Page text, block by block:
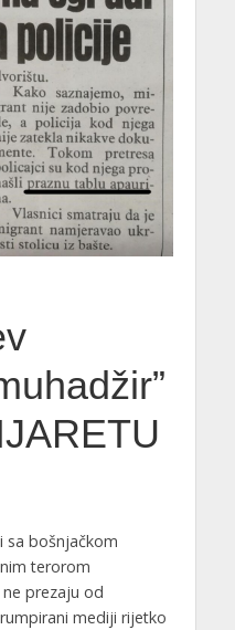
sa bošnjačkom
terorom
prezaju od
mediji rijetko